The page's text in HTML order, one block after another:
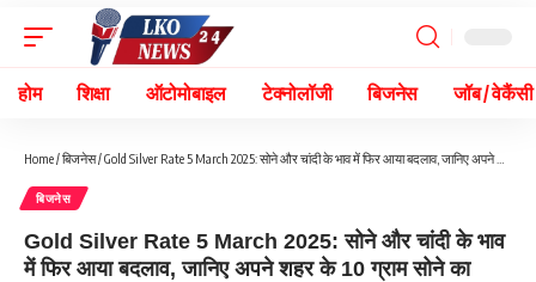
होम शिक्षा ऑटोमोबाइल टेक्नोलॉजी बिजनेस जॉब / वेकैंसी
Home/बिजनेस/Gold Silver Rate 5 March 2025: सोने और चांदी के भाव में फिर आया बदलाव, जानिए अपने शहर के 10 ग्राम सोने का ताजा भाव
बिजनेस
Gold Silver Rate 5 March 2025: सोने और चांदी के भाव
में फिर आया बदलाव, जानिए अपने शहर के 10 ग्राम सोने का